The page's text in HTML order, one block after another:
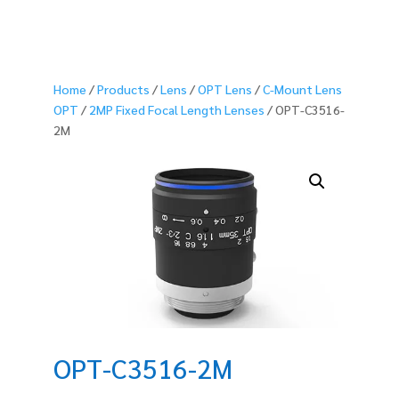
Home /Products /Lens /OPT Lens /C-Mount Lens
OPT / 2MP Fixed Focal Length Lenses / OPT-C3516-
2M
OPT-C3516-2M